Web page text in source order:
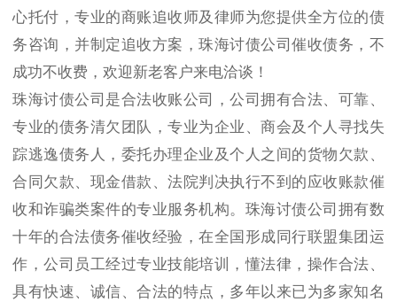
心托付，专业的商账追收师及律师为您提供全方位的债
务咨询，并制定追收方案，珠海讨债公司催收债务，不
成功不收费，欢迎新老客户来电洽谈！
珠海讨债公司是合法收账公司，公司拥有合法、可靠、
专业的债务清欠团队，专业为企业、商会及个人寻找失
踪逃逸债务人，委托办理企业及个人之间的货物欠款、
合同欠款、现金借款、法院判决执行不到的应收账款催
收和诈骗类案件的专业服务机构。珠海讨债公司拥有数
十年的合法债务催收经验，在全国形成同行联盟集团运
作，公司员工经过专业技能培训，懂法律，操作合法、
具有快速、诚信、合法的特点，多年以来已为多家知名